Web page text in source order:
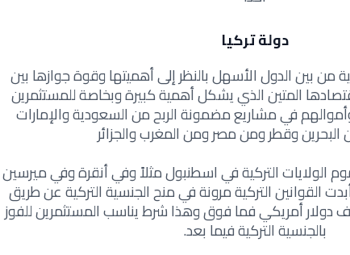
دولة تركيا
من بين الدول الأسهل بالنظر إلى أهميتها وقوة جوازها بين
المتين الذي يشكل أهمية كبيرة وبخاصة للمستثمرين
وأموالهم في مشاريع مضمونة الربح من السعودية والإمارات
وقطر ومن مصر ومن المغرب والجزائر
الولايات التركية في اسطنبول مثلاً وفي أنقرة وفي ميرسين
القوانين التركية مرونة في منح الجنسية التركية عن طريق
عقار لا يقل عن 250 ألف دولار أمريكي فما فوق وهذا شرط يناسب المستثمرين للفوز
بالجنسية التركية فيما بعد.